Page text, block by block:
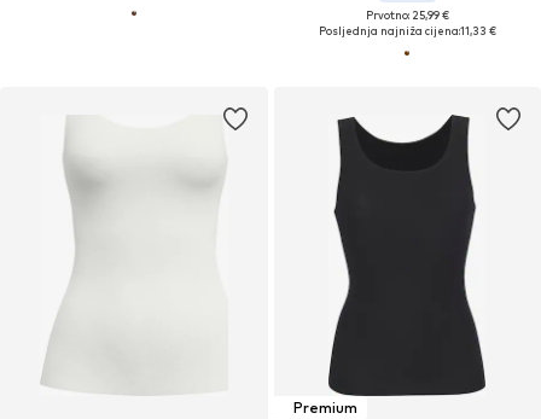
Prvotno: 25,99 €
Posljednja najniža cijena:11,33 €
Premium